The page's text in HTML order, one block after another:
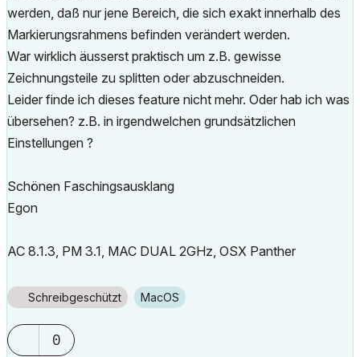
werden, daß nur jene Bereich, die sich exakt innerhalb des
Markierungsrahmens befinden verändert werden.
War wirklich äusserst praktisch um z.B. gewisse
Zeichnungsteile zu splitten oder abzuschneiden.
Leider finde ich dieses feature nicht mehr. Oder hab ich was
übersehen? z.B. in irgendwelchen grundsätzlichen
Einstellungen ?
Schönen Faschingsausklang
Egon
AC 8.1.3, PM 3.1, MAC DUAL 2GHz, OSX Panther
Schreibgeschützt macOS
0